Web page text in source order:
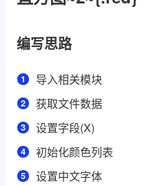
编写思路
导入相关模块
获取文件数据
设置字段(X)
初始化颜色列表
设置中文字体